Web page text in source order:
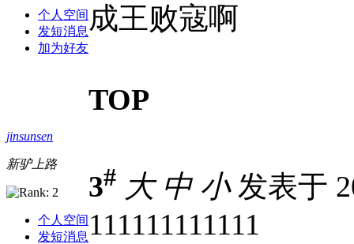
个人空间
发短消息
加为好友
成王败寇啊
TOP
jinsunsen
新驴上路
个人空间
发短消息
3# 大 中 小发表于
111111111111